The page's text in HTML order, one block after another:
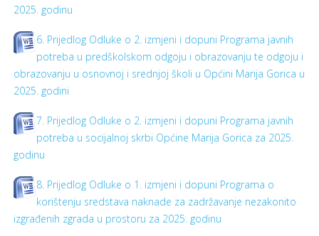
2025. godinu
6. Prijedlog Odluke o 2. izmjeni i dopuni Programa javnih
potreba u predškolskom odgoju i obrazovanju te odgoju i
obrazovanju u osnovnoj i srednjoj školi u Općini Marija Gorica u
2025. godini
7. Prijedlog Odluke o 2. izmjeni i dopuni Programa javnih
potreba u socijalnoj skrbi Općine Marija Gorica za 2025.
godinu
8. Prijedlog Odluke o 1. izmjeni i dopuni Programa o
korištenju sredstava naknade za zadržavanje nezakonito
izgrađenih zgrada u prostoru za 2025. godinu